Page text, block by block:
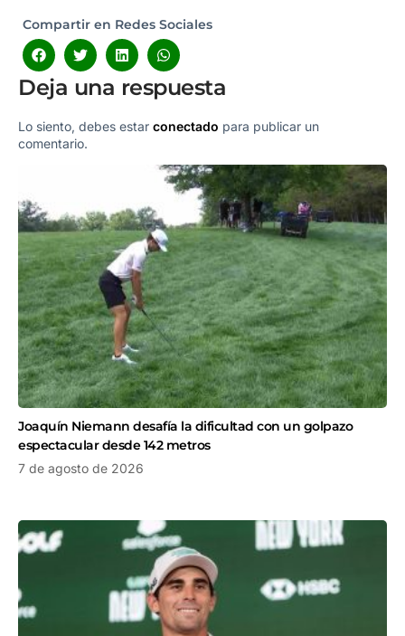
Compartir en Redes Sociales
Deja una respuesta
Lo siento, debes estar conectado para publicar un
comentario.
Joaquín Niemann desafía la dificultad con un golpazo
espectacular desde 142 metros
7 de agosto de 2026